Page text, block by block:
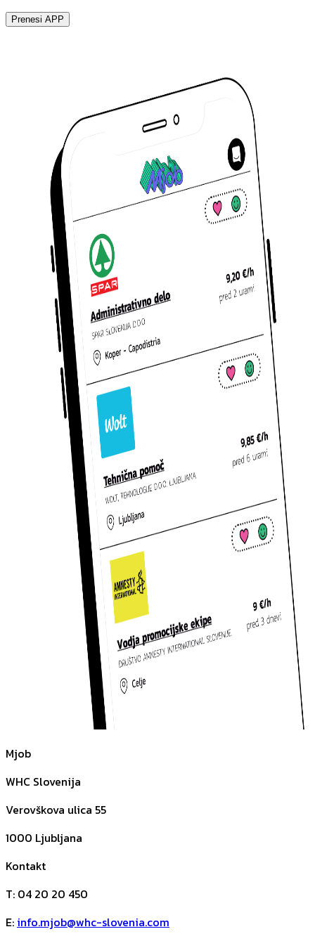
Prenesi APP
Mjob
WHC Slovenija
Verovškova ulica 55
1000 Ljubljana
Kontakt
T: 04 20 20 450
E: info.mjob@whc-slovenia.com